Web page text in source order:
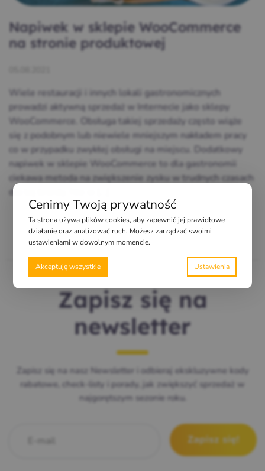
Napiwek w sklepie WooCommerce
na stronie produktowej
Wiele restauracji i innych lokali gastronomicznych
prowadzi aktywną sprzedaż w Internecie jako sklepy
WooCommerce. Obsługa takiej sprzedaży często wiąże
się z podobnym lub niewiele mniejszym nakładem pracy
co w przypadku zwykłej obsługi na miejscu. Dodatkowy
napiwek w sklepie WooCommerce to dla gastronomii
ciekawa metoda na zwiększenie zysku w trudnych czasach
dla tej branży. Nie w […]
Zapisz się na
newsletter
Zapisz się na nasz Newsletter i odbieraj ekskluzywne kody
rabatowe, check-listy i porady, jak zwiększyć sprzedaż w
najgorętszym sezonie roku.
E-mail*
Cenimy Twoją prywatność
Ta strona używa plików cookies, aby zapewnić jej prawidłowe
działanie oraz analizować ruch. Możesz zarządzać swoimi
ustawieniami w dowolnym momencie.
Akceptuję wszystkie